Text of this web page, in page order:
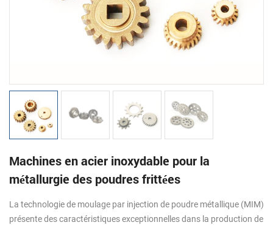
Machines en acier inoxydable pour la
métallurgie des poudres frittées
La technologie de moulage par injection de poudre métallique (MIM)
présente des caractéristiques exceptionnelles dans la production de